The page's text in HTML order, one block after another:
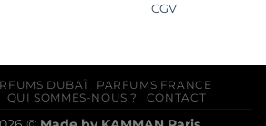
CGV
DUBAÏ
PARFUMS FRANCE
QUI SOMMES-NOUS ? CONTACT